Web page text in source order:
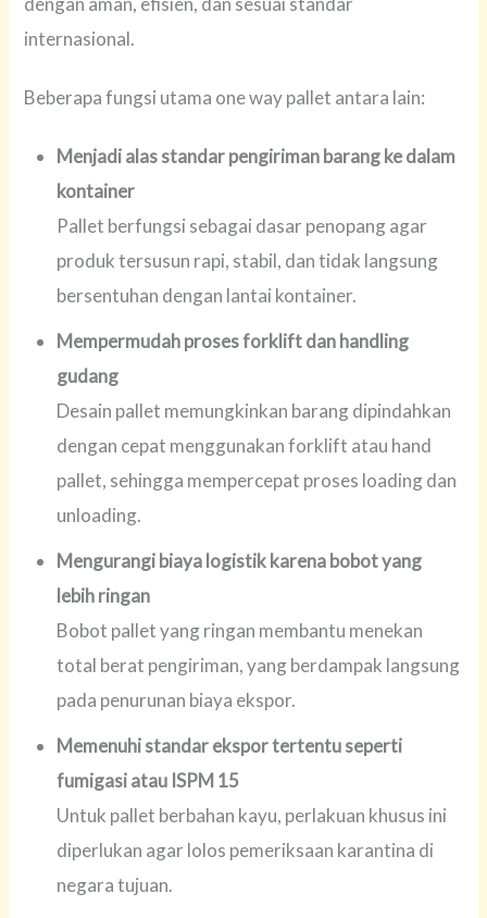
internasional.
Beberapa fungsi utama one way pallet antara lain:
Menjadi alas standar pengiriman barang ke dalam
kontainer
Pallet berfungsi sebagai dasar penopang agar
produk tersusun rapi, stabil, dan tidak langsung
bersentuhan dengan lantai kontainer.
Mempermudah proses forklift dan handling
gudang
Desain pallet memungkinkan barang dipindahkan
dengan cepat menggunakan forklift atau hand
pallet, sehingga mempercepat proses loading dan
unloading.
Mengurangi biaya logistik karena bobot yang
lebih ringan
Bobot pallet yang ringan membantu menekan
total berat pengiriman, yang berdampak langsung
pada penurunan biaya ekspor.
Memenuhi standar ekspor tertentu seperti
fumigasi atau ISPM 15
Untuk pallet berbahan kayu, perlakuan khusus ini
diperlukan agar lolos pemeriksaan karantina di
negara tujuan.